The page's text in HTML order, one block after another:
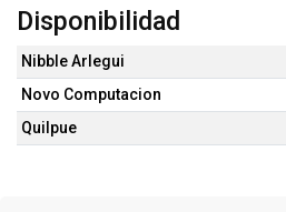
Disponibilidad
Nibble Arlegui
Novo Computacion
Quilpue